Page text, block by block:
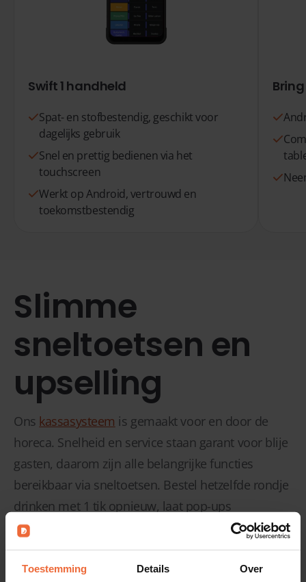
Toestemming Details Over
Swift 1 handheld
Spat- en stofbestendig, geschikt voor
dagelijks gebruik
Snel en prettig bedienen via het
touchscreen
Werkt op Android, vertrouwd en
toekomstbestendig
Slimme
sneltoetsen en
upselling
Ons kassasysteem is gemaakt voor en door de
horeca. Snelheid en service staan garant voor blije
gasten, daarom zijn alle belangrijke functies
bereikbaar via sneltoetsen. Bestel hetzelfde rondje
drinken met 1 tik opnieuw, laat pop-ups
verschijnen voor bereidingswijzen of houdt de
actuele voorraad in de gaten. Ga voor het
kassasysteem dat zich aanpast aan jouw